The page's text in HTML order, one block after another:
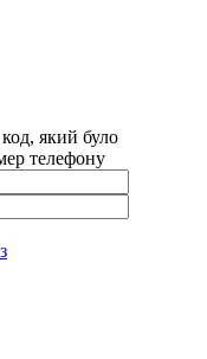
який було
телефону